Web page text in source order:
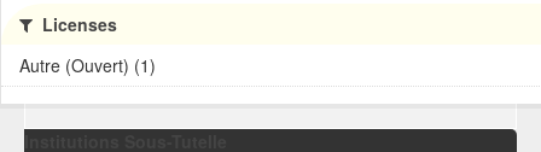
Licenses
Autre (Ouvert) (1)